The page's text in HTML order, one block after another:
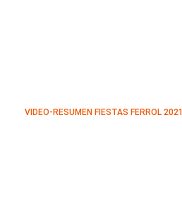
VIDEO-RESUMEN FIESTAS FERROL 2021